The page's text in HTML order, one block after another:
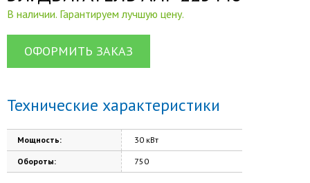
В наличии. Гарантируем лучшую цену.
ОФОРМИТЬ ЗАКАЗ
Технические характеристики
Мощность: 30 кВт
Обороты: 750